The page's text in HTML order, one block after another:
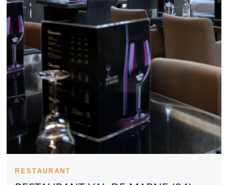
doit souvent sa réputation à sa régularité. Les expériences
partagées donnent une première idée d’un Restaurant Val de
Marne. Un Restaurant Val de Marne peut séduire avec un style
culinaire classique ou créatif. Penser à réserver un Restaurant
Val de Marne permet d’éviter l’attente. Un Restaurant Val de
Marne convivial peut répondre aux attentes des familles. Un
Restaurant Val de Marne peut également séduire pour un
moment romantique. Une présentation travaillée constitue un
atout supplémentaire pour un Restaurant Val de Marne. La
propreté d’un Restaurant Val de Marne reste indissociable d’une
expérience réussie. Trouver un Restaurant Val de Marne
satisfaisant implique de considérer plusieurs critères.
Un Restaurant Val de Marne peut rapidement devenir une table
recherchée. L’âme d’un Restaurant Val de Marne se dévoile
rapidement au client. Le professionnalisme des serveurs
soutient la qualité d’un Restaurant Val de Marne. Le savoir-faire
Marne. Les entrées permettent à un Restaurant Val de Marne de
RESTAURANT